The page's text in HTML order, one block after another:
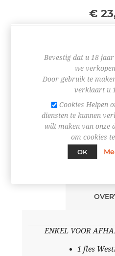
€
ENKEL VOOR
1 fles
Bevestig dat u 18
we verkopen
Door gebruik te
verklaart u
Cookies Helpen
diensten te kunnen
wilt maken van onze
om cookies
OK